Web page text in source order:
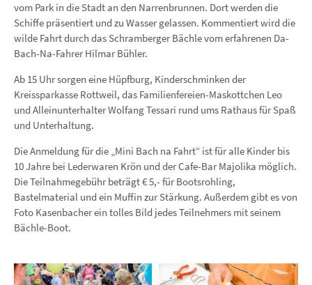
vom Park in die Stadt an den Narrenbrunnen. Dort werden die
Schiffe präsentiert und zu Wasser gelassen. Kommentiert wird die
wilde Fahrt durch das Schramberger Bächle vom erfahrenen Da-
Bach-Na-Fahrer Hilmar Bühler.
Ab 15 Uhr sorgen eine Hüpfburg, Kinderschminken der
Kreissparkasse Rottweil, das Familienfereien-Maskottchen Leo
und Alleinunterhalter Wolfang Tessari rund ums Rathaus für Spaß
und Unterhaltung.
Die Anmeldung für die „Mini Bach na Fahrt“ ist für alle Kinder bis
10 Jahre bei Lederwaren Krön und der Cafe-Bar Majolika möglich.
Die Teilnahmegebühr beträgt € 5,- für Bootsrohling,
Bastelmaterial und ein Muffin zur Stärkung. Außerdem gibt es von
Foto Kasenbacher ein tolles Bild jedes Teilnehmers mit seinem
Bächle-Boot.